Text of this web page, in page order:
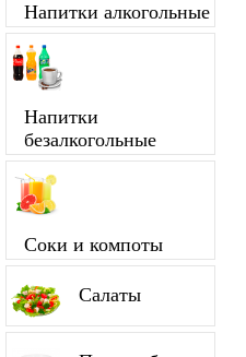
Напитки алкогольные
Напитки
безалкогольные
Соки и компоты
Салаты